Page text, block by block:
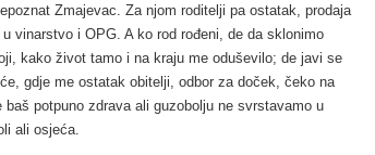
Zmajevac. Za njom roditelji pa ostatak, prodaja
vinarstvo i OPG. A ko rod rođeni, de da sklonimo
kako život tamo i na kraju me oduševilo; de javi se
gdje me ostatak obitelji, odbor za doček, čeko na
potpuno zdrava ali guzobolju ne svrstavamo u
ali osjeća.